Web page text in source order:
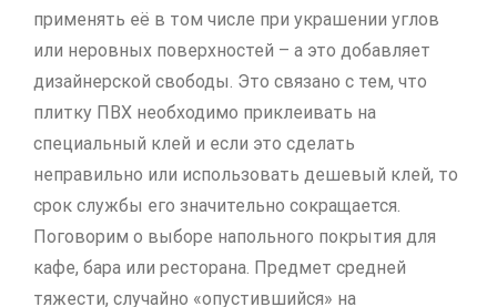
применять её в том числе при украшении углов
или неровных поверхностей – а это добавляет
дизайнерской свободы. Это связано с тем, что
плитку ПВХ необходимо приклеивать на
специальный клей и если это сделать
неправильно или использовать дешевый клей, то
срок службы его значительно сокращается.
Поговорим о выборе напольного покрытия для
кафе, бара или ресторана. Предмет средней
тяжести, случайно «опустившийся» на